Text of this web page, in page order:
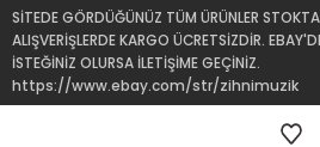
SİTEDE GÖRDÜĞÜNÜZ TÜM ÜRÜNLER
ALIŞVERİŞLERDE KARGO ÜCRETSİZDİR.
İSTEĞİNİZ OLURSA İLETİŞİME GEÇİNİZ.
https://www.ebay.com/str/zihnimuzik